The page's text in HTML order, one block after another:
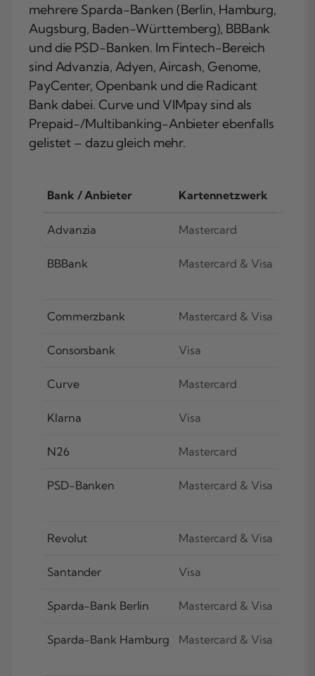
mehrere Sparda-Banken (Berlin, Hamburg,
Augsburg, Baden-Württemberg), BBBank
und die PSD-Banken. Im Fintech-Bereich
sind Advanzia, Adyen, Aircash, Genome,
PayCenter, Openbank und die Radicant
Bank dabei. Curve und VIMpay sind als
Prepaid-/Multibanking-Anbieter ebenfalls
gelistet – dazu gleich mehr.
Bank / Anbieter Kartennetzwerk
Advanzia Mastercard
BBBank Mastercard & Visa
Commerzbank Mastercard & Visa
Consorsbank Visa
Curve Mastercard
Klarna Visa
N26 Mastercard
PSD-Banken Mastercard & Visa
Revolut Mastercard & Visa
Santander Visa
Sparda-Bank Berlin Mastercard & Visa
Sparda-Bank Hamburg Mastercard & Visa